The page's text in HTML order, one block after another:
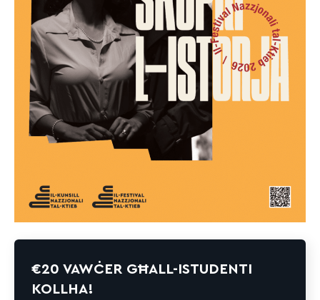
€20 VAWĊER GĦALL-ISTUDENTI
KOLLHA!